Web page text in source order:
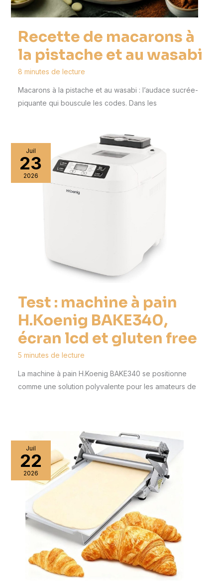
Recette de macarons à
la pistache et au wasabi
8 minutes de lecture
Macarons à la pistache et au wasabi : l’audace sucrée-
piquante qui bouscule les codes. Dans les
Juil
23
2026
Test : machine à pain
H.Koenig BAKE340,
écran lcd et gluten free
5 minutes de lecture
La machine à pain H.Koenig BAKE340 se positionne
comme une solution polyvalente pour les amateurs de
Juil
22
2026